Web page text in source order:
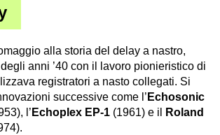
alla storia del delay a nastro,
anni ’40 con il lavoro pionieristico di
registratori a nasto collegati. Si
successive come l’ Echosonic
l’ Echoplex EP-1 (1961) e il
Roland